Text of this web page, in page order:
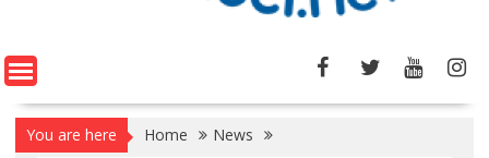
You are here Home
News